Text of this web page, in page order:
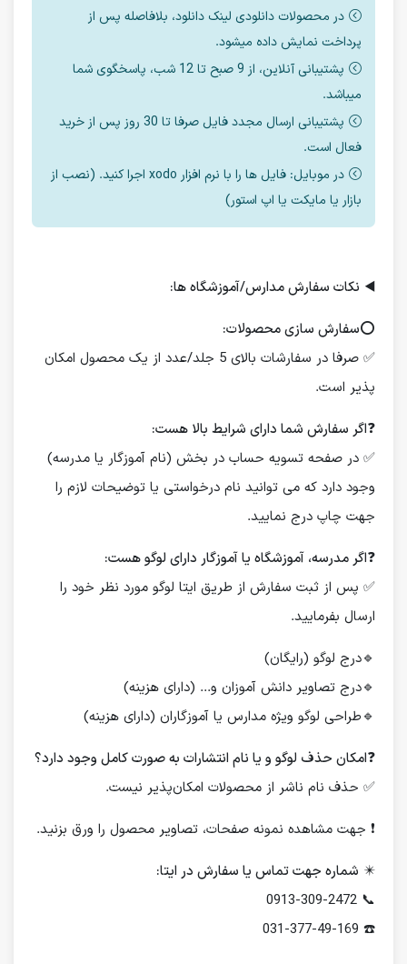
در محصولات دانلودی لینک دانلود، بلافاصله پس از
پرداخت نمایش داده میشود.
پشتیبانی آنلاین، از 9 صبح تا 12 شب، پاسخگوی شما
میباشد.
پشتیبانی ارسال مجدد فایل صرفا تا 30 روز پس از خرید
فعال است.
در موبایل: فایل ها را با نرم افزار xodo اجرا کنید. (نصب از
بازار یا مایکت یا اپ استور)
◀️ نکات سفارش مدارس/آموزشگاه ها:
⭕️سفارش سازی محصولات:
✅ صرفا در سفارشات بالای 5 جلد/عدد از یک محصول امکان
پذیر است.
❓اگر سفارش شما دارای شرایط بالا هست:
✅ در صفحه تسویه حساب در بخش (نام آموزگار یا مدرسه)
وجود دارد که می توانید نام درخواستی یا توضیحات لازم را
جهت چاپ درج نمایید.
❓اگر مدرسه، آموزشگاه یا آموزگار دارای لوگو هست:
✅ پس از ثبت سفارش از طریق ایتا لوگو مورد نظر خود را
ارسال بفرمایید.
🔹درج لوگو (رایگان)
🔹درج تصاویر دانش آموزان و... (دارای هزینه)
🔹طراحی لوگو ویژه مدارس یا آموزگاران (دارای هزینه)
❓امکان حذف لوگو و یا نام انتشارات به صورت کامل وجود دارد؟
✅ حذف نام ناشر از محصولات امکان‌پذیر نیست.
❗️ جهت مشاهده نمونه صفحات، تصاویر محصول را ورق بزنید.
✴️ شماره جهت تماس یا سفارش در ایتا:
📞 0913-309-2472
☎️ 031-377-49-169